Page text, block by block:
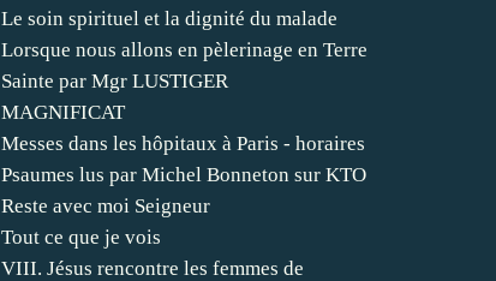
Le soin spirituel et la dignité du malade
Lorsque nous allons en pèlerinage en Terre
Sainte par Mgr LUSTIGER
MAGNIFICAT
Messes dans les hôpitaux à Paris - horaires
Psaumes lus par Michel Bonneton sur KTO
Reste avec moi Seigneur
Tout ce que je vois
VIII. Jésus rencontre les femmes de